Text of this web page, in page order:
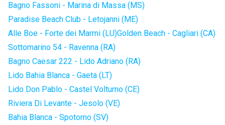
Bagno Fassoni - Marina di Massa (MS)
Paradise Beach Club - Letojanni (ME)
Alle Boe - Forte dei Marmi (LU)Golden Beach - Cagliari (CA)
Sottomarino 54 - Ravenna (RA)
Bagno Caesar 222 - Lido Adriano (RA)
Lido Bahia Blanca - Gaeta (LT)
Lido Don Pablo - Castel Volturno (CE)
Riviera Di Levante - Jesolo (VE)
Bahia Blanca - Spotorno (SV)